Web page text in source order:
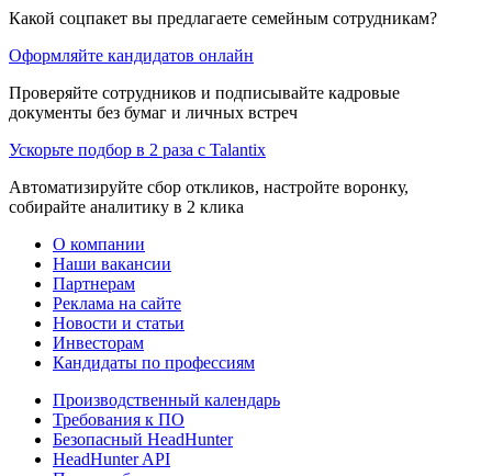
Какой соцпакет вы предлагаете семейным сотрудникам?
Оформляйте кандидатов онлайн
Проверяйте сотрудников и подписывайте кадровые
документы без бумаг и личных встреч
Ускорьте подбор в 2 раза с Talantix
Автоматизируйте сбор откликов, настройте воронку,
собирайте аналитику в 2 клика
О компании
Наши вакансии
Партнерам
Реклама на сайте
Новости и статьи
Инвесторам
Кандидаты по профессиям
Производственный календарь
Требования к ПО
Безопасный HeadHunter
HeadHunter API